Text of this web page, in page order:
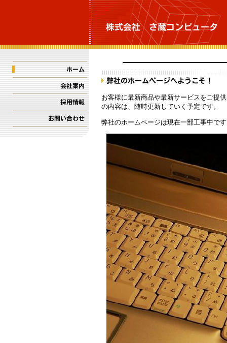
お客様に最新商品や最新サービスをご提
の内容は、随時更新していく予定です。
弊社のホームページは現在一部工事中で